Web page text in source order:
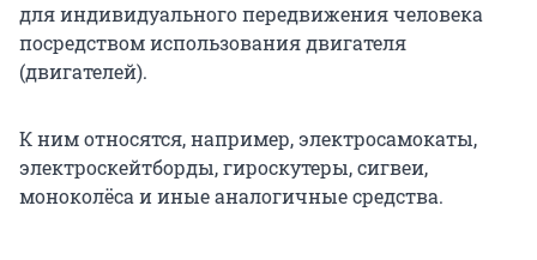
для индивидуального передвижения человека
посредством использования двигателя
(двигателей).
К ним относятся, например, электросамокаты,
электроскейтборды, гироскутеры, сигвеи,
моноколёса и иные аналогичные средства.